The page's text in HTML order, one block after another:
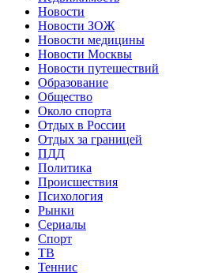
Новости
Новости ЗОЖ
Новости медицины
Новости Москвы
Новости путешествий
Образование
Общество
Около спорта
Отдых в России
Отдых за границей
ПДД
Политика
Происшествия
Психология
Рынки
Сериалы
Спорт
ТВ
Теннис